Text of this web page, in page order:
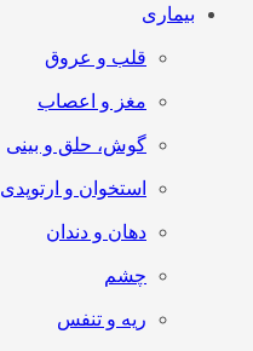
بیماری
قلب و عروق
مغز و اعصاب
گوش، حلق و بینی
استخوان و ارتوپدی
دهان و دندان
چشم
ریه و تنفس